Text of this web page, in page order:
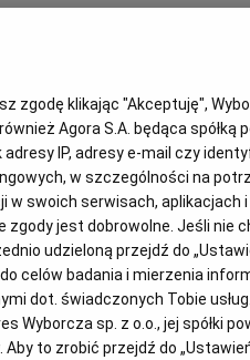
Dział III:
ramowe,
zgodę klikając "Akceptuję",
Agora S.A. będąca spółką
IP, adresy e-mail czy
w szczególności na
swoich serwisach, aplikacjach
jest dobrowolne. Jeśli nie
udzieloną przejdź do
celów badania i mierzenia
dot. świadczonych Tobie
sp. z o.o., jej spółki
to zrobić przejdź do